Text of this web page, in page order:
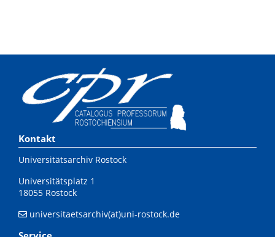
Kontakt
Universitätsarchiv Rostock
Universitätsplatz 1
18055 Rostock
universitaetsarchiv(at)uni-rostock.de